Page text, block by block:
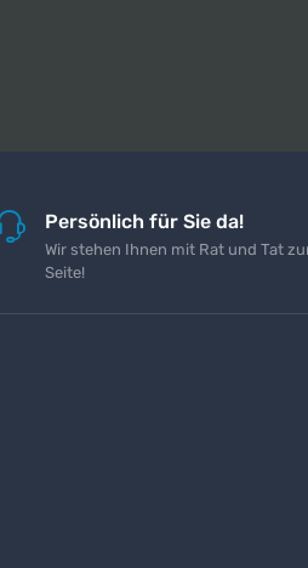
Persönlich für Sie da!
Wir stehen Ihnen mit Rat und Tat
Seite!